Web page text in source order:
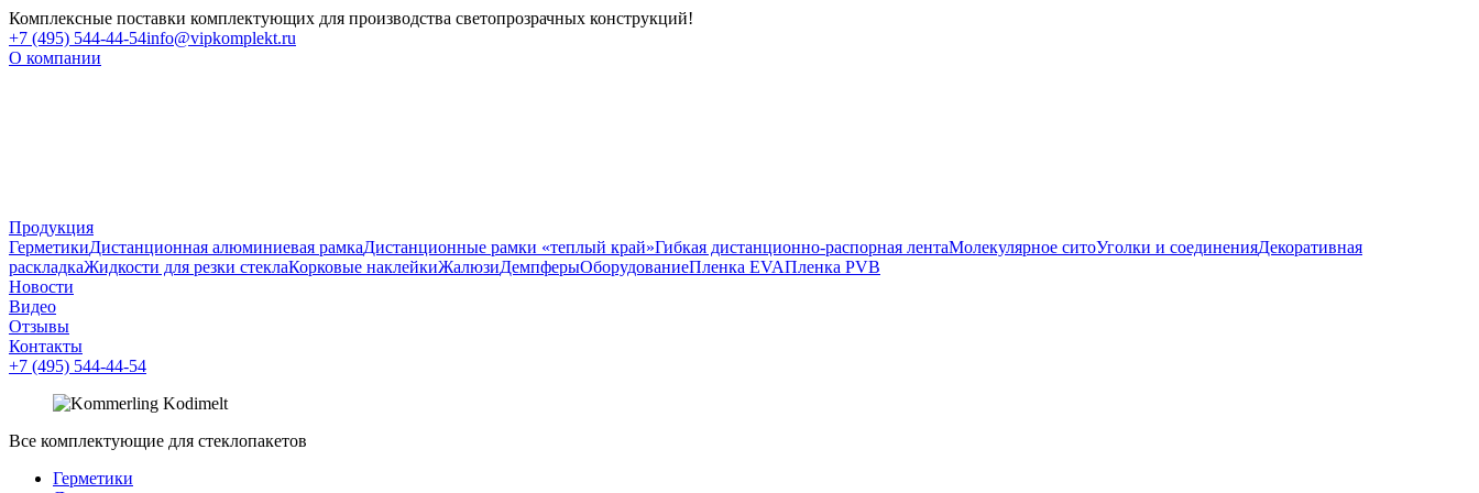
Комплексные поставки комплектующих для производства светопрозрачных конструкций!
+7 (495) 544-44-54info@vipkomplekt.ru
О компании
Продукция
ГерметикиДистанционная алюминиевая рамкаДистанционные рамки «теплый край»Гибкая дистанционно-распорная лентаМолекулярное ситоУголки и соединенияДекоративная
раскладкаЖидкости для резки стеклаКорковые наклейкиЖалюзиДемпферыОборудованиеПленка EVAПленка PVB
Новости
Видео
Отзывы
Контакты
+7 (495) 544-44-54
Все комплектующие для стеклопакетов
Герметики